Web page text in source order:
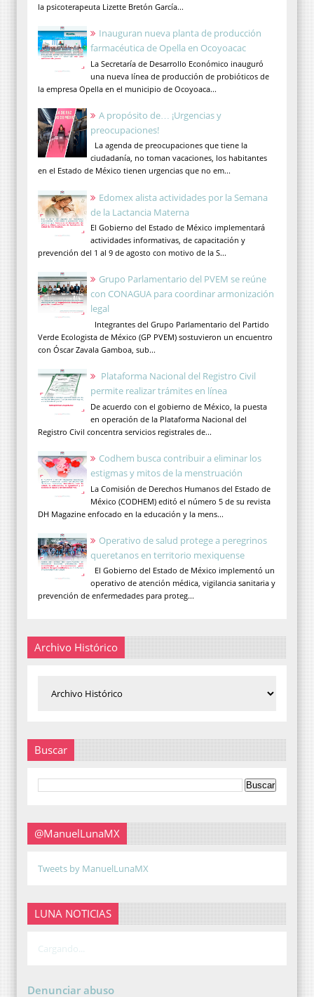
la psicoterapeuta Lizette Bretón García...
Inauguran nueva planta de producción
farmacéutica de Opella en Ocoyoacac
La Secretaría de Desarrollo Económico inauguró
una nueva línea de producción de probióticos de
la empresa Opella en el municipio de Ocoyoaca...
A propósito de… ¡Urgencias y
preocupaciones!
La agenda de preocupaciones que tiene la
ciudadanía, no toman vacaciones, los habitantes
en el Estado de México tienen urgencias que no em...
Edomex alista actividades por la Semana
de la Lactancia Materna
El Gobierno del Estado de México implementará
actividades informativas, de capacitación y
prevención del 1 al 9 de agosto con motivo de la S...
Grupo Parlamentario del PVEM se reúne
con CONAGUA para coordinar armonización
legal
Integrantes del Grupo Parlamentario del Partido
Verde Ecologista de México (GP PVEM) sostuvieron un encuentro
con Óscar Zavala Gamboa, sub...
Plataforma Nacional del Registro Civil
permite realizar trámites en línea
De acuerdo con el gobierno de México, la puesta
en operación de la Plataforma Nacional del
Registro Civil concentra servicios registrales de...
Codhem busca contribuir a eliminar los
estigmas y mitos de la menstruación
La Comisión de Derechos Humanos del Estado de
México (CODHEM) editó el número 5 de su revista
DH Magazine enfocado en la educación y la mens...
Operativo de salud protege a peregrinos
queretanos en territorio mexiquense
El Gobierno del Estado de México implementó un
operativo de atención médica, vigilancia sanitaria y
prevención de enfermedades para proteg...
Archivo Histórico
Buscar
@ManuelLunaMX
Tweets by ManuelLunaMX
LUNA NOTICIAS
Cargando...
Denunciar abuso